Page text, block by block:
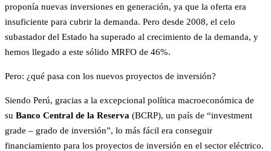
proponía nuevas inversiones en generación, ya que la oferta era
insuficiente para cubrir la demanda. Pero desde 2008, el celo
subastador del Estado ha superado al crecimiento de la demanda, y
hemos llegado a este sólido MRFO de 46%.
Pero: ¿qué pasa con los nuevos proyectos de inversión?
Siendo Perú, gracias a la excepcional política macroeconómica de
su Banco Central de la Reserva (BCRP), un país de “investment
grade – grado de inversión”, lo más fácil era conseguir
financiamiento para los proyectos de inversión en el sector eléctrico.